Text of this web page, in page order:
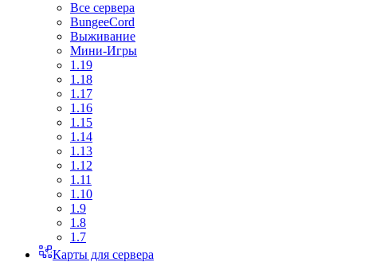
Все сервера
BungeeCord
Выживание
Мини-Игры
1.19
1.18
1.17
1.16
1.15
1.14
1.13
1.12
1.11
1.10
1.9
1.8
1.7
Карты для сервера